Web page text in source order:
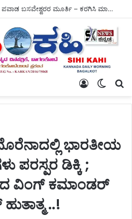
ಅಂತರ್ ರಾಜ್ಯ ಕಳ್ಳರ ಬಂಧನ ಪವಾಡ ಬಸವೇಶ್ವರರ ಮೂರ್ತಿ – ಕರಗಿಸಿ ಮಾರಿದ್ದ ಗಟ್ಟಿ ಬೆಳ್ಳಿ ವಶಕ್ಕೆ.
Switch
Log
ಭಾರತೀಯ
ಪರಸ್ಪರ ಡಿಕ್ಕಿ ;
ವಿಂಗ್ ಕಮಾಂಡರ್
..!